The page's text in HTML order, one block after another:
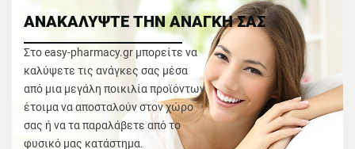
ΑΝΑΚΑΛΥΨΤΕ ΤΗΝ ΑΝΑΓΚΗ ΣΑΣ
Στο easy-pharmacy.gr μπορείτε να
καλύψετε τις ανάγκες σας μέσα
από μια μεγάλη ποικιλία προϊόντων
έτοιμα να αποσταλούν στον χώρο
σας ή να τα παραλάβετε από το
φυσικό μας κατάστημα.